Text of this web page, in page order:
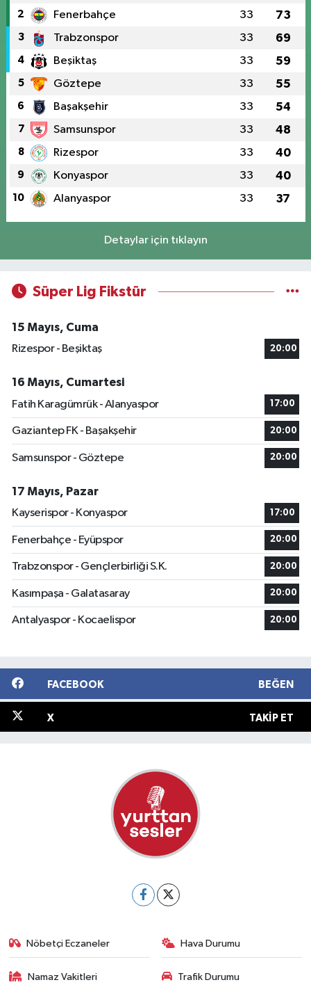
2 Fenerbahçe 33 73
3 Trabzonspor 33 69
4 Beşiktaş 33 59
5 Göztepe 33 55
6 Başakşehir 33 54
7 Samsunspor 33 48
8 Rizespor 33 40
9 Konyaspor 33 40
10 Alanyaspor 33 37
Detaylar için tıklayın
Süper Lig Fikstür
15 Mayıs, Cuma
Rizespor - Beşiktaş
20:00
16 Mayıs, Cumartesi
Fatih Karagümrük - Alanyaspor
17:00
Gaziantep FK - Başakşehir 20:00
Samsunspor - Göztepe 20:00
17 Mayıs, Pazar
Kayserispor - Konyaspor
17:00
Fenerbahçe - Eyüpspor 20:00
Trabzonspor - Gençlerbirliği S.K. 20:00
Kasımpaşa - Galatasaray 20:00
Antalyaspor - Kocaelispor 20:00
FACEBOOK BEĞEN
X TAKIP ET
Nöbetçi Eczaneler Hava Durumu
Namaz Vakitleri Trafik Durumu